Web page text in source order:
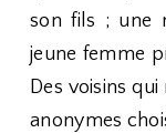
son fils ; une
jeune femme
Des voisins
anonymes